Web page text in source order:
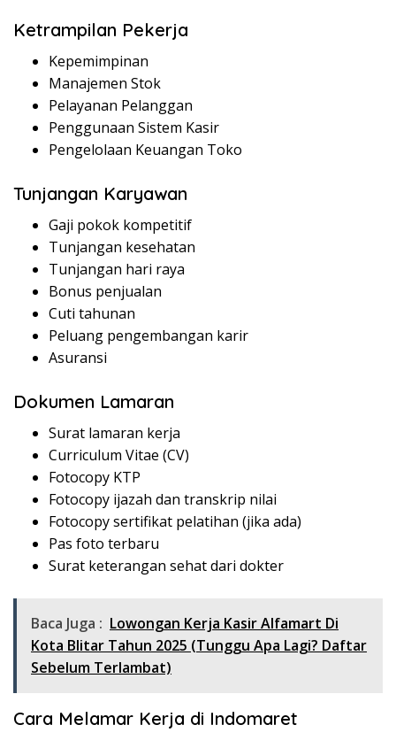
Ketrampilan Pekerja
Kepemimpinan
Manajemen Stok
Pelayanan Pelanggan
Penggunaan Sistem Kasir
Pengelolaan Keuangan Toko
Tunjangan Karyawan
Gaji pokok kompetitif
Tunjangan kesehatan
Tunjangan hari raya
Bonus penjualan
Cuti tahunan
Peluang pengembangan karir
Asuransi
Dokumen Lamaran
Surat lamaran kerja
Curriculum Vitae (CV)
Fotocopy KTP
Fotocopy ijazah dan transkrip nilai
Fotocopy sertifikat pelatihan (jika ada)
Pas foto terbaru
Surat keterangan sehat dari dokter
Baca Juga : Lowongan Kerja Kasir Alfamart Di
Kota Blitar Tahun 2025 (Tunggu Apa Lagi? Daftar
Sebelum Terlambat)
Cara Melamar Kerja di Indomaret